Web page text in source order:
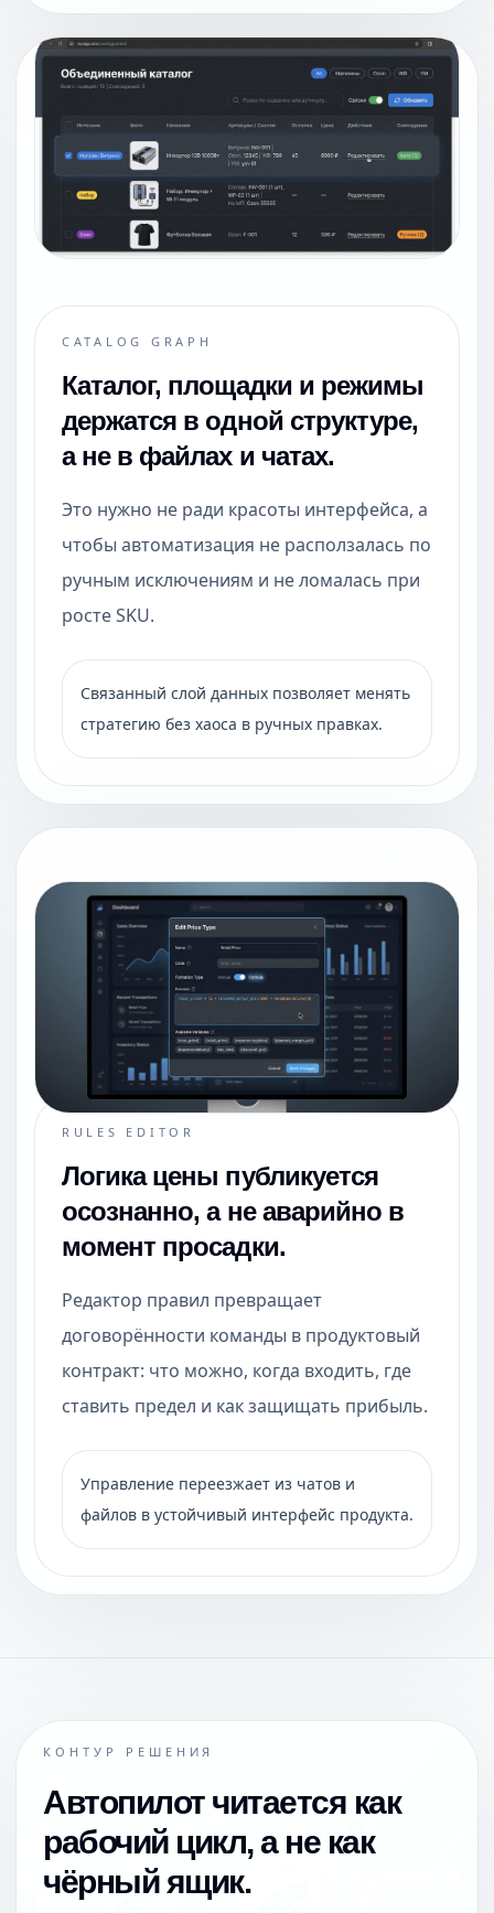
CATALOG GRAPH
Каталог, площадки и режимы
держатся в одной структуре,
а не в файлах и чатах.
Это нужно не ради красоты интерфейса, а
чтобы автоматизация не расползалась по
ручным исключениям и не ломалась при
росте SKU.
Связанный слой данных позволяет менять
стратегию без хаоса в ручных правках.
RULES EDITOR
Логика цены публикуется
осознанно, а не аварийно в
момент просадки.
Редактор правил превращает
договорённости команды в продуктовый
контракт: что можно, когда входить, где
ставить предел и как защищать прибыль.
Управление переезжает из чатов и
файлов в устойчивый интерфейс продукта.
КОНТУР РЕШЕНИЯ
Автопилот читается как
рабочий цикл, а не как
чёрный ящик.